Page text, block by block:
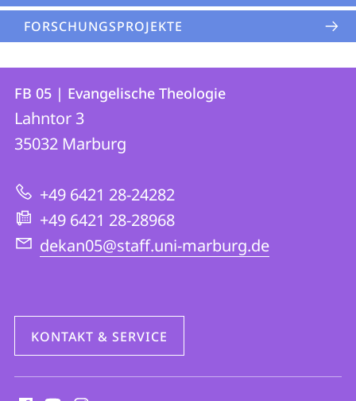
FORSCHUNGS­PROJEKTE
Kontakt
und
Informationen
zur
Website
Kontaktinformationen
FB
05
|
Evangelische
Theologie
FB 05 | Evangelische Theologie
Lahntor 3
35032 Marburg
+49 6421 28-24282
+49 6421 28-28968
dekan05@staff.uni-marburg.de
KONTAKT & SERVICE